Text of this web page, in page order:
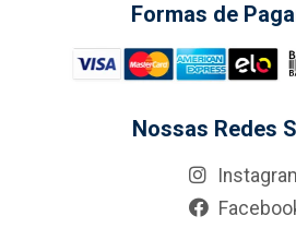
Formas de
Nossas Redes